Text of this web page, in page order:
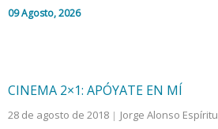
09 Agosto, 2026
Nacional
CINEMA 2×1: APÓYATE EN MÍ
28 de agosto de 2018 Jorge Alonso Espíritu